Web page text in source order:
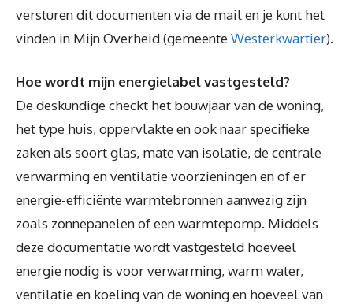
versturen dit documenten via de mail en je kunt het
vinden in Mijn Overheid (gemeenteWesterkwartier).
Hoe wordt mijn energielabel vastgesteld?
De deskundige checkt het bouwjaar van de woning,
het type huis, oppervlakte en ook naar specifieke
zaken als soort glas, mate van isolatie, de centrale
verwarming en ventilatie voorzieningen en of er
energie-efficiënte warmtebronnen aanwezig zijn
zoals zonnepanelen of een warmtepomp. Middels
deze documentatie wordt vastgesteld hoeveel
energie nodig is voor verwarming, warm water,
ventilatie en koeling van de woning en hoeveel van